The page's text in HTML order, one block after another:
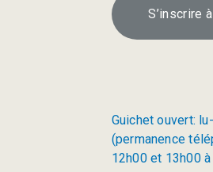
S’inscrire
Guichet ouvert:
(permanence
12h00 et 13h00